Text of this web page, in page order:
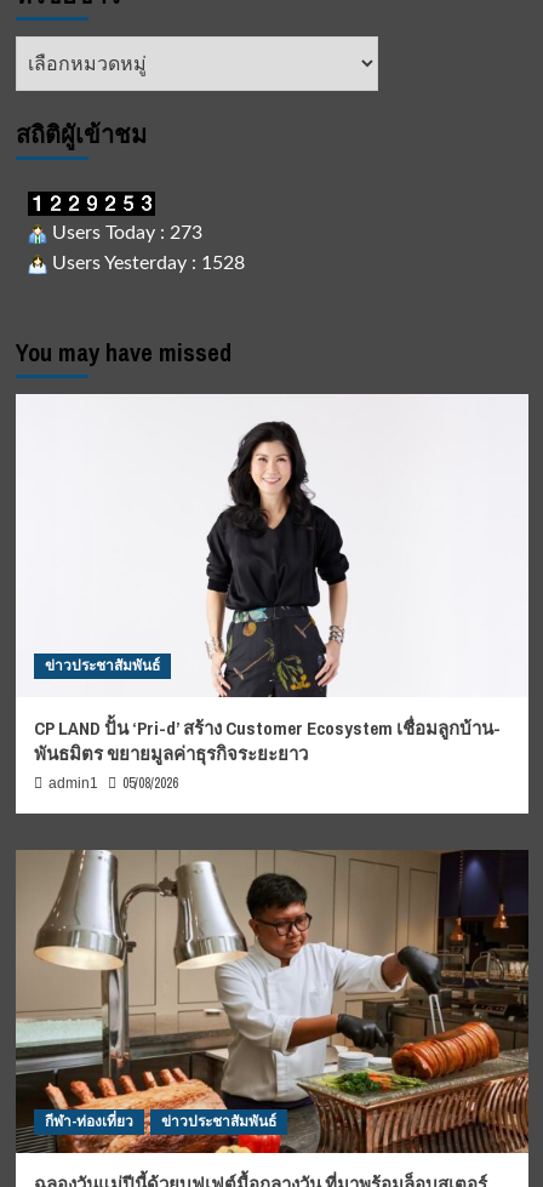
หัวข้อ
สถิติผูัเข้าชม
Users Today : 273
Users Yesterday : 1528
You may have missed
ข่าวประชาสัมพันธ์
CP LAND ปั้น ‘Pri-d’ สร้าง Customer Ecosystem เชื่อมลูกบ้าน-
พันธมิตร ขยายมูลค่าธุรกิจระยะยาว
admin1 05/08/2026
กีฬา-ท่องเที่ยว ข่าวประชาสัมพันธ์